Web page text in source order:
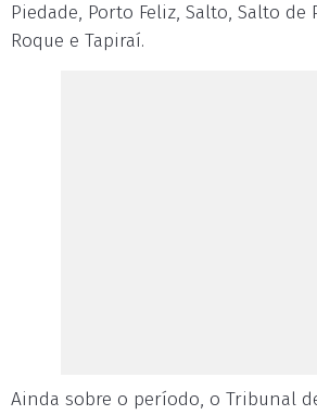
Piedade, Porto Feliz, Salto, Salto de
Roque e Tapiraí.
Ainda sobre o período, o Tribunal